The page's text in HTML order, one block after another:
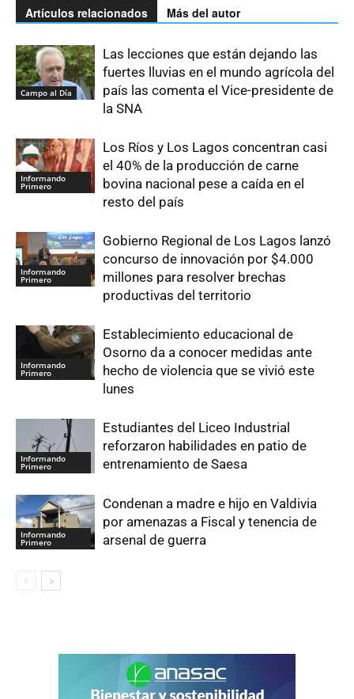
Artículos relacionados Más del autor
Campo al Día
Las lecciones que están dejando las
fuertes lluvias en el mundo agrícola del
país las comenta el Vice-presidente de
la SNA
Informando
Primero
Los Ríos y Los Lagos concentran casi
el 40% de la producción de carne
bovina nacional pese a caída en el
resto del país
Informando
Primero
Gobierno Regional de Los Lagos lanzó
concurso de innovación por $4.000
millones para resolver brechas
productivas del territorio
Informando
Primero
Establecimiento educacional de
Osorno da a conocer medidas ante
hecho de violencia que se vivió este
lunes
Informando
Primero
Estudiantes del Liceo Industrial
reforzaron habilidades en patio de
entrenamiento de Saesa
Informando
Primero
Condenan a madre e hijo en Valdivia
por amenazas a Fiscal y tenencia de
arsenal de guerra